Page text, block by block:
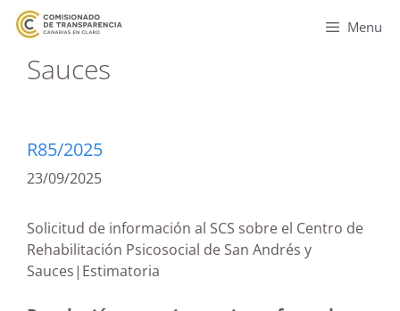
Menu
Sauces
R85/2025
23/09/2025
Solicitud de información al SCS sobre el Centro de
Rehabilitación Psicosocial de San Andrés y
Sauces|Estimatoria